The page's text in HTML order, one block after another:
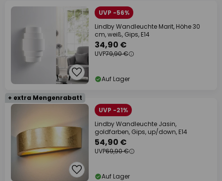
UVP -56%
Lindby Wandleuchte Marit, Höhe 30
cm, weiß, Gips, E14
34,90 €
UVP79,90 €
Auf Lager
+ extra Mengenrabatt
UVP -21%
Lindby Wandleuchte Jasin,
goldfarben, Gips, up/down, E14
54,90 €
UVP69,90 €
Auf Lager